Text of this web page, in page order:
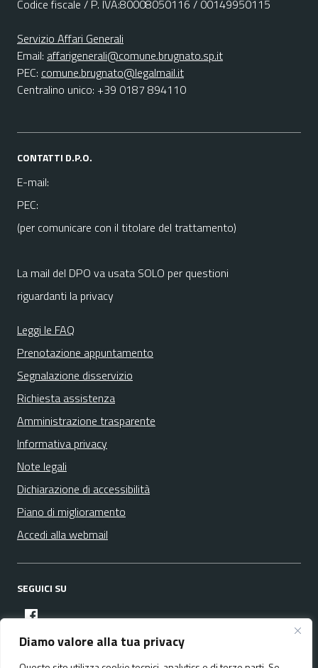
Diamo valore alla tua privacy
Codice fiscale / P. IVA:80008050116 / 00149950115
Servizio Affari Generali
Email: affarigenerali@comune.brugnato.sp.it
PEC: comune.brugnato@legalmail.it
Centralino unico: +39 0187 894110
CONTATTI D.P.O.
E-mail:
PEC:
(per comunicare con il titolare del trattamento)
La mail del DPO va usata SOLO per questioni
riguardanti la privacy
Leggi le FAQ
Prenotazione appuntamento
Segnalazione disservizio
Richiesta assistenza
Amministrazione trasparente
Informativa privacy
Note legali
Dichiarazione di accessibilità
Piano di miglioramento
Accedi alla webmail
SEGUICI SU
facebook